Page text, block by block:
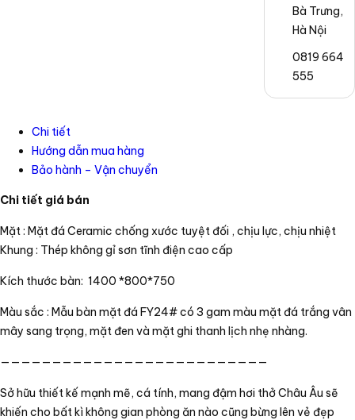
Bà Trưng,
Hà Nội
0819 664
555
Chi tiết
Hướng dẫn mua hàng
Bảo hành – Vận chuyển
Chi tiết giá bán
Mặt : Mặt đá Ceramic chống xước tuyệt đối , chịu lực, chịu nhiệt
Khung : Thép không gỉ sơn tĩnh điện cao cấp
Kích thước bàn: 1400 *800*750
Màu sắc : Mẫu bàn mặt đá FY24# có 3 gam màu mặt đá trắng vân
mây sang trọng, mặt đen và mặt ghi thanh lịch nhẹ nhàng.
——————————————————————————
Sở hữu thiết kế mạnh mẽ, cá tính, mang đậm hơi thở Châu Âu sẽ
khiến cho bất kì không gian phòng ăn nào cũng bừng lên vẻ đẹp